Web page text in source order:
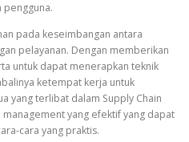
pengguna.
pada keseimbangan antara
pelayanan. Dengan memberikan
untuk dapat menerapkan teknik
ketempat kerja untuk
yang terlibat dalam Supply Chain
yang efektif yang dapat
cara yang praktis.